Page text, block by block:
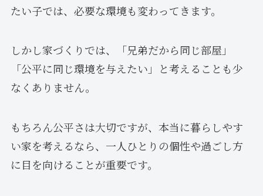
たい子では、必要な環境も変わってきます。
しかし家づくりでは、「兄弟だから同じ部屋」
「公平に同じ環境を与えたい」と考えることも少
なくありません。
もちろん公平さは大切ですが、本当に暮らしやす
い家を考えるなら、一人ひとりの個性や過ごし方
に目を向けることが重要です。